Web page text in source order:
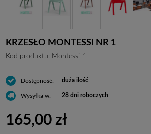
KRZESŁO MONTESSI NR 1
Kod produktu: Montessi_1
Dostępność: duża ilość
Wysyłka w: 28 dni roboczych
165,00 zł